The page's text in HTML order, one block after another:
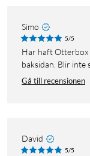
Simo
5/5
Har haft Otterbox tidigare och den är liknande denna plexi på
baksidan. Blir inte
Gå till recensionen
David
5/5